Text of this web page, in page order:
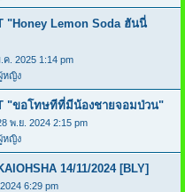
"Honey Lemon Soda ฮันนี่
. 2025 1:14 pm
หญิง
"ขอโทษทีที่มีน้องชายจอมป่วน"
พ.ย. 2024 2:15 pm
หญิง
14/11/2024 [BLY]
6:29 pm